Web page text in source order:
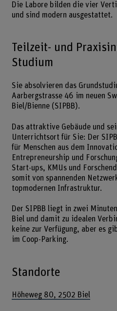
Die Labore bilden die vier
und sind modern ausgestattet.
Teilzeit- und
Studium
Sie absolvieren das
Aarbergstrasse 46 im neuen
Biel/Bienne (SIPBB).
Das attraktive Gebäude und
Unterrichtsort für Sie: Der
für Menschen aus dem
Entrepreneurship und
Start-ups, KMUs und
somit von spannenden
topmodernen Infrastruktur.
Der SIPBB liegt in zwei
Biel und damit zu idealen
keine zur Verfügung, aber es
im Coop-Parking.
Standorte
Höheweg 80, 2502 Biel